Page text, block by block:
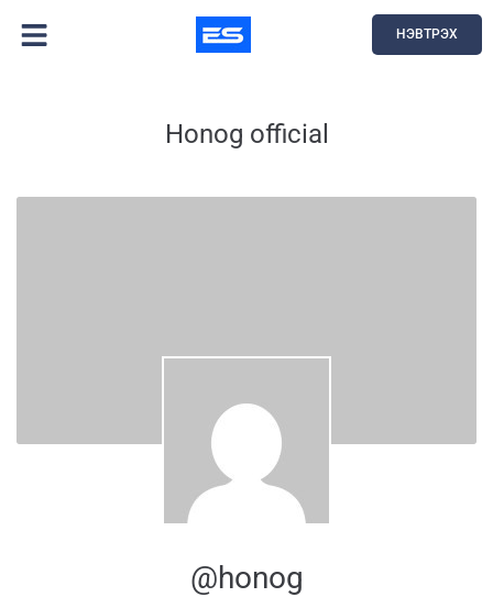
НЭВТРЭХ
Honog official
@honog